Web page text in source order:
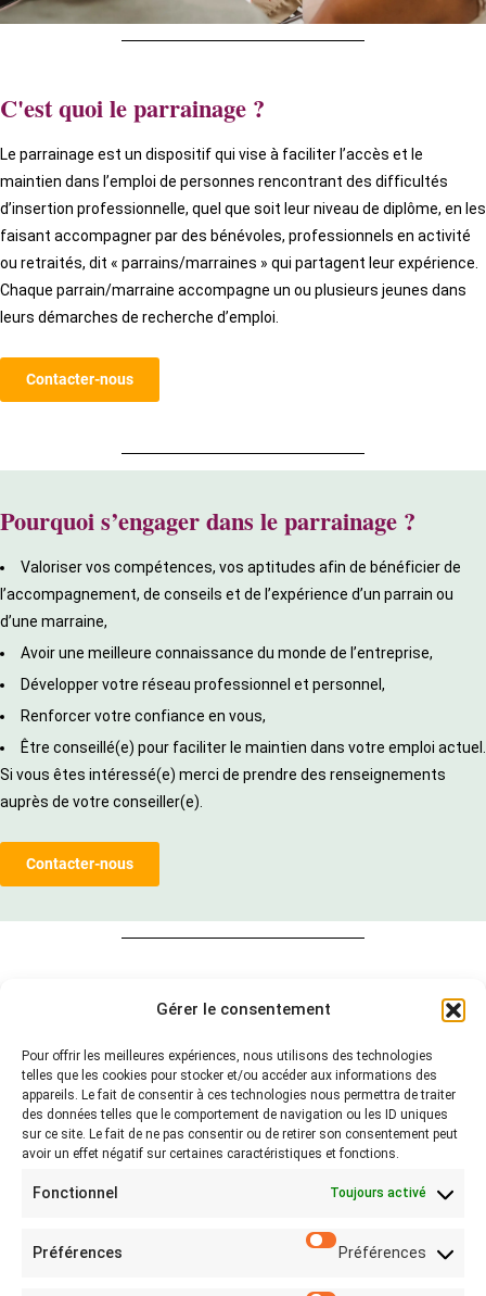
Gérer le consentement
Pour offrir les meilleures expériences, nous utilisons des technologies
telles que les cookies pour stocker et/ou accéder aux informations des
appareils. Le fait de consentir à ces technologies nous permettra de traiter
des données telles que le comportement de navigation ou les ID uniques
sur ce site. Le fait de ne pas consentir ou de retirer son consentement peut
avoir un effet négatif sur certaines caractéristiques et fonctions.
Fonctionnel Toujours activé
Préférences Préférences
C'est quoi le parrainage ?
Le parrainage est un dispositif qui vise à faciliter l’accès et le
maintien dans l’emploi de personnes rencontrant des difficultés
d’insertion professionnelle, quel que soit leur niveau de diplôme, en les
faisant accompagner par des bénévoles, professionnels en activité
ou retraités, dit « parrains/marraines » qui partagent leur expérience.
Chaque parrain/marraine accompagne un ou plusieurs jeunes dans
leurs démarches de recherche d’emploi.
Contacter-nous
Pourquoi s’engager dans le parrainage ?
Valoriser vos compétences, vos aptitudes afin de bénéficier de
l’accompagnement, de conseils et de l’expérience d’un parrain ou
d’une marraine,
Avoir une meilleure connaissance du monde de l’entreprise,
Développer votre réseau professionnel et personnel,
Renforcer votre confiance en vous,
Être conseillé(e) pour faciliter le maintien dans votre emploi actuel.
Si vous êtes intéressé(e) merci de prendre des renseignements
auprès de votre conseiller(e).
Contacter-nous
Contact
Partager